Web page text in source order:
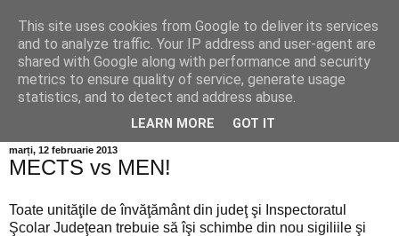
Info MILEANCA
BINE AȚI VENIT! *Jurnal online de informație și opinie;
Duminică 09 August, 2026
marți, 12 februarie 2013
MECTS vs MEN!
Toate unităţile de învăţământ din judeţ şi Inspectoratul
Şcolar Judeţean trebuie să îşi schimbe din nou sigiliile şi
This site uses cookies from Google to deliver its services
and to analyze traffic. Your IP address and user-agent are
shared with Google along with performance and security
metrics to ensure quality of service, generate usage
statistics, and to detect and address abuse.
LEARN MORE GOT IT